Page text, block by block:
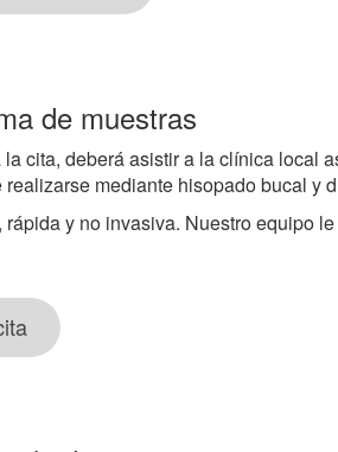
de muestras
cita, deberá asistir a la clínica local
mediante hisopado bucal y
rápida y no invasiva. Nuestro equipo